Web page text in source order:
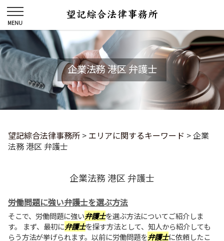
企業法務 港区 弁護士
望記綜合法律事務所 > エリアに関するキーワード >企業
法務 港区 弁護士
企業法務 港区 弁護士
労働問題に強い弁護士を選ぶ方法
そこで、労働問題に強い弁護士を選ぶ方法についてご紹介しま
す。 まず、最初に弁護士を探す方法として、知人から紹介しても
らう方法が挙げられます。以前に労働問題を弁護士に依頼したこ